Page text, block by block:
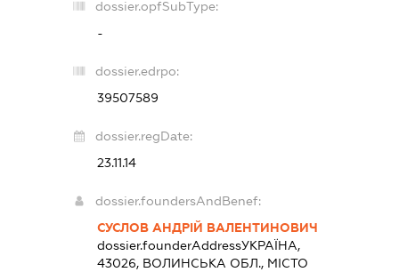
dossier.opfSubType:
-
dossier.edrpo:
39507589
dossier.regDate:
23.11.14
dossier.foundersAndBenef:
СУСЛОВ АНДРІЙ ВАЛЕНТИНОВИЧ
dossier.founderAddressУКРАЇНА,
43026, ВОЛИНСЬКА ОБЛ., МІСТО